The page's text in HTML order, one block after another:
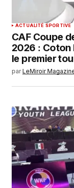
ACTUALITÉ SPORTIVE
CAF Coupe
2026 : Coton
le premier
par LeMiroir